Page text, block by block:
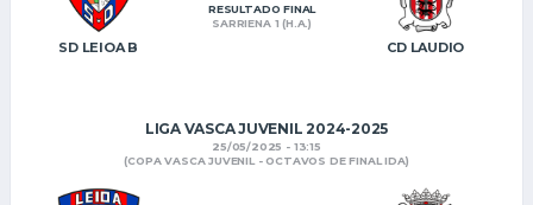
SD LEIOA B CD LAUDIO
RESULTADO FINAL
SARRIENA 1 (H.A.)
LIGA VASCA JUVENIL 2024-2025
25/05/2025 - 13:15
(COPA VASCA JUVENIL - OCTAVOS DE FINAL IDA)